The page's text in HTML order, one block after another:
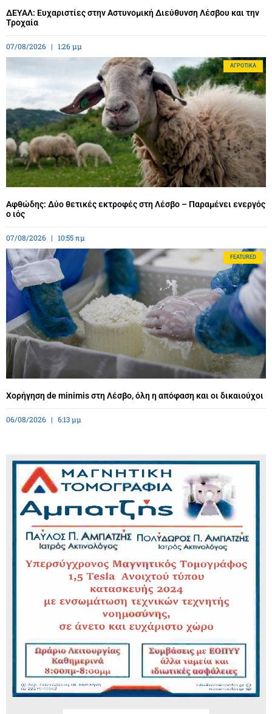
ΔΕΥΑΛ: Ευχαριστίες στην Αστυνομική Διεύθυνση Λέσβου και την
Τροχαία
07/08/2026 1:26 μμ
ΑΓΡΟΤΙΚΆ
Αφθώδης: Δύο θετικές εκτροφές στη Λέσβο – Παραμένει ενεργός
ο ιός
07/08/2026 10:55 πμ
FEATURED
Χορήγηση de minimis στη Λέσβο, όλη η απόφαση και οι δικαιούχοι
06/08/2026 6:13 μμ